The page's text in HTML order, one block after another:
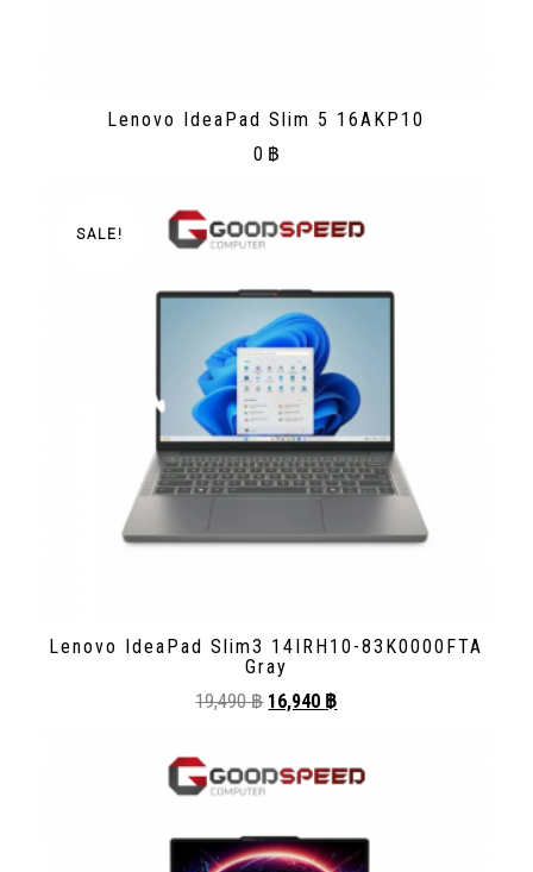
Lenovo IdeaPad Slim 5 16AKP10
0 ฿
SALE!
Lenovo IdeaPad Slim3 14IRH10-83K0000FTA
Gray
19,490฿ 16,940 ฿